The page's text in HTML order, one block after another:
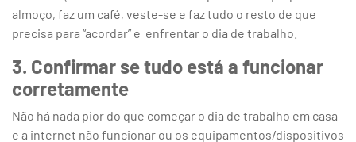
almoço, faz um café, veste-se e faz tudo o resto de que
precisa para “acordar” e enfrentar o dia de trabalho.
3. Confirmar se tudo está a funcionar
corretamente
Não há nada pior do que começar o dia de trabalho em casa
e a internet não funcionar ou os equipamentos/dispositivos